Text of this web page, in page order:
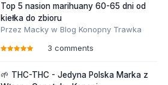
Top 5 nasion marihuany 60-65 dni od
kiełka do zbioru
Przez Macky w Blog Konopny Trawka
3 comments
🌱 THC-THC - Jedyna Polska Marka z